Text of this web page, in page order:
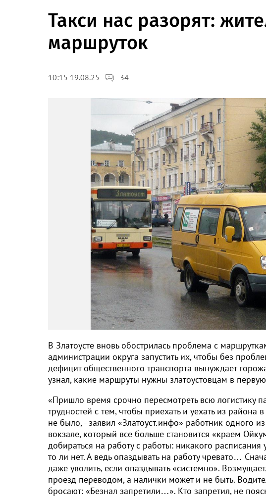
Такси нас разорят:
маршруток
10:15 19.08.25 34
В Златоусте вновь обострилась проблема с
администрации округа запустить их, чтобы без
дефицит общественного транспорта вынуждает
узнал, какие маршруты нужны златоустовцам в
«Пришло время срочно пересмотреть всю логистику
трудностей с тем, чтобы приехать и уехать из
не было, - заявил «Златоуст.инфо» работник одного
вокзале, который все больше становится «краем
добираться на работу с работы: никакого
то ли нет. А ведь опаздывать на работу чревато…
даже уволить, если опаздывать «системно».
проезд переводом, а налички может и не быть.
бросают: «Безнал запретили…». Кто запретил, не